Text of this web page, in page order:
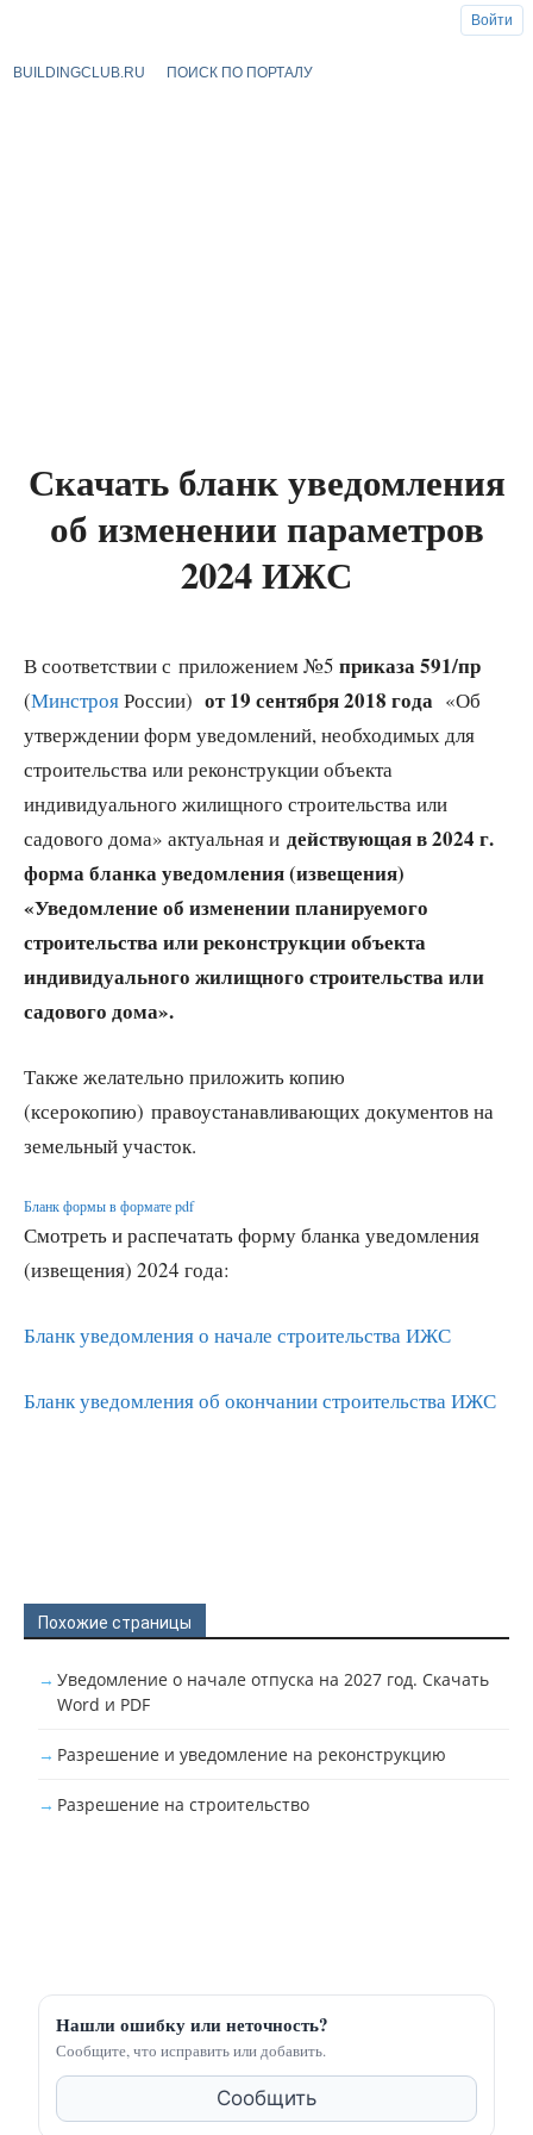
BUILDINGCLUB.RU ПОИСК ПО ПОРТАЛУ
Скачать бланк уведомления
об изменении параметров
2024 ИЖС
В соответствии с приложением №5 приказа 591/пр
(МинстрояРоссии) от 19 сентября 2018 года «Об
утверждении форм уведомлений, необходимых для
строительства или реконструкции объекта
индивидуального жилищного строительства или
садового дома» актуальная и действующая в 2024 г.
форма бланка уведомления (извещения)
«Уведомление об изменении планируемого
строительства или реконструкции объекта
индивидуального жилищного строительства или
садового дома».
Также желательно приложить копию
(ксерокопию) правоустанавливающих документов на
земельный участок.
Бланк формы в формате pdf
Смотреть и распечатать форму бланка уведомления
(извещения) 2024 года:
Бланк уведомления о начале строительства ИЖС
Бланк уведомления об окончании строительства ИЖС
Похожие страницы
Уведомление о начале отпуска на 2027 год. Скачать
Word и PDF
Разрешение и уведомление на реконструкцию
Разрешение на строительство
Нашли ошибку или неточность?
Сообщите, что исправить или добавить.
Сообщить
Войти